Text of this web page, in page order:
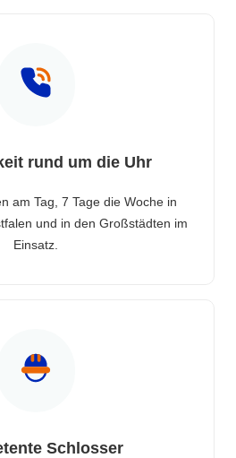
rund um die Uhr
am Tag, 7 Tage die Woche in
und in den Großstädten im
Einsatz.
Schlosser